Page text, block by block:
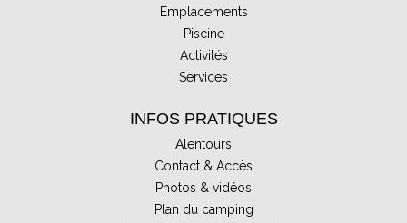
Emplacements
Piscine
Activités
Services
INFOS PRATIQUES
Alentours
Contact & Accès
Photos & vidéos
Plan du camping